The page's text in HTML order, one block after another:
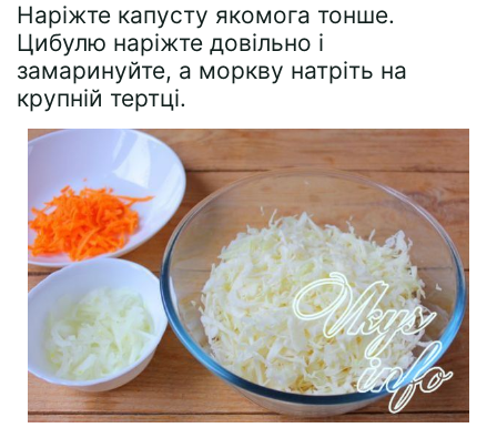
Наріжте капусту якомога тонше.
Цибулю наріжте довільно і
замаринуйте, а моркву натріть на
крупній тертці.